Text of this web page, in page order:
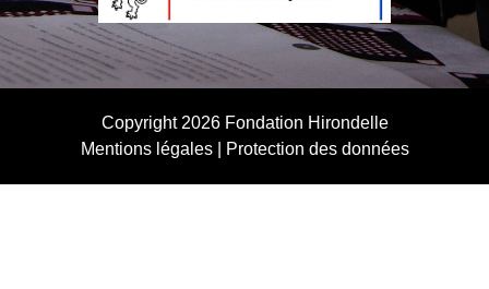
Copyright 2026 Fondation Hirondelle
Mentions légales| Protection des données